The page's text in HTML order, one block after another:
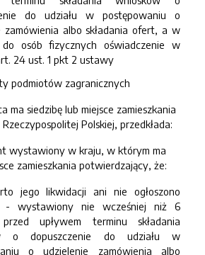
do udziału w postępowaniu o
zamówienia albo składania ofert, a w
do osób fizycznych oświadczenie w
24 ust. 1 pkt 2 ustawy
podmiotów zagranicznych
ma siedzibę lub miejsce zamieszkania
Polskiej, przedkłada:
wystawiony w kraju, w którym ma
zamieszkania potwierdzający, że:
jego likwidacji ani nie ogłoszono
- wystawiony nie wcześniej niż 6
upływem terminu składania
o dopuszczenie do udziału w
o udzielenie zamówienia albo